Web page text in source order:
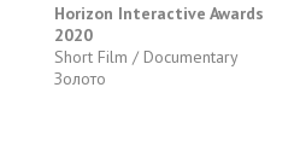
Horizon Interactive Awards
2020
Short Film / Documentary
Золото